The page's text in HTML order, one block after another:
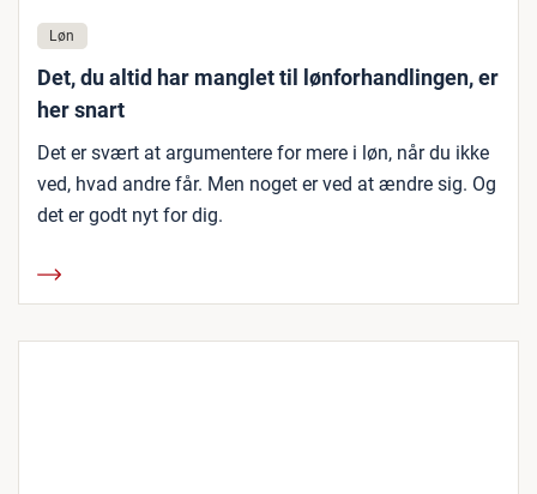
Løn
Det, du altid har manglet til lønforhandlingen, er
her snart
Det er svært at argumentere for mere i løn, når du ikke
ved, hvad andre får. Men noget er ved at ændre sig. Og
det er godt nyt for dig.